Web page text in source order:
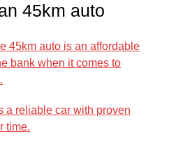
45km auto
45km auto is an affordable
bank when it comes to
a reliable car with proven
time.